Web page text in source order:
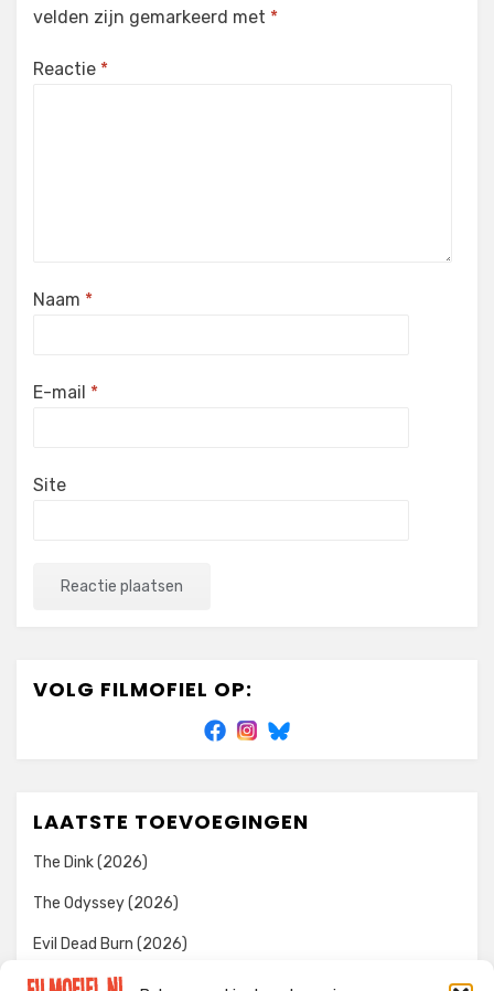
velden zijn gemarkeerd met *
Reactie *
Naam *
E-mail *
Site
VOLG FILMOFIEL OP:
LAATSTE TOEVOEGINGEN
The Dink (2026)
The Odyssey (2026)
Evil Dead Burn (2026)
The Invite (2026)